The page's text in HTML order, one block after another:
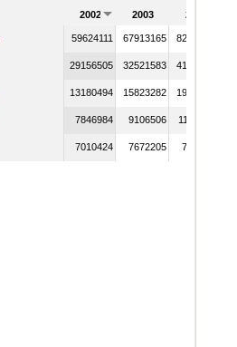
2002 2003 2004
59624111 67913165 82399847
29156505 32521583 41007240
13180494 15823282 19357314
7846984 9106506 11162176
7010424 7672205 7362757